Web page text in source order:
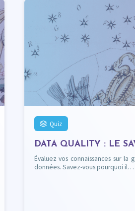
Quiz
DATA QUALITY : LE
Évaluez vos connaissances sur
données. Savez-vous pourquoi il…